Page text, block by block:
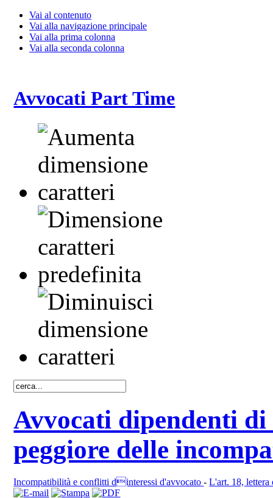
Vai al contenuto
Vai alla navigazione principale
Vai alla prima colonna
Vai alla seconda colonna
Avvocati Part Time
Avvocati dipendenti
peggiore delle
Incompatibilità e conflitti dinteressi d'avvocato-L'art. 18, lettera